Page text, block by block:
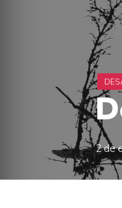
2 de